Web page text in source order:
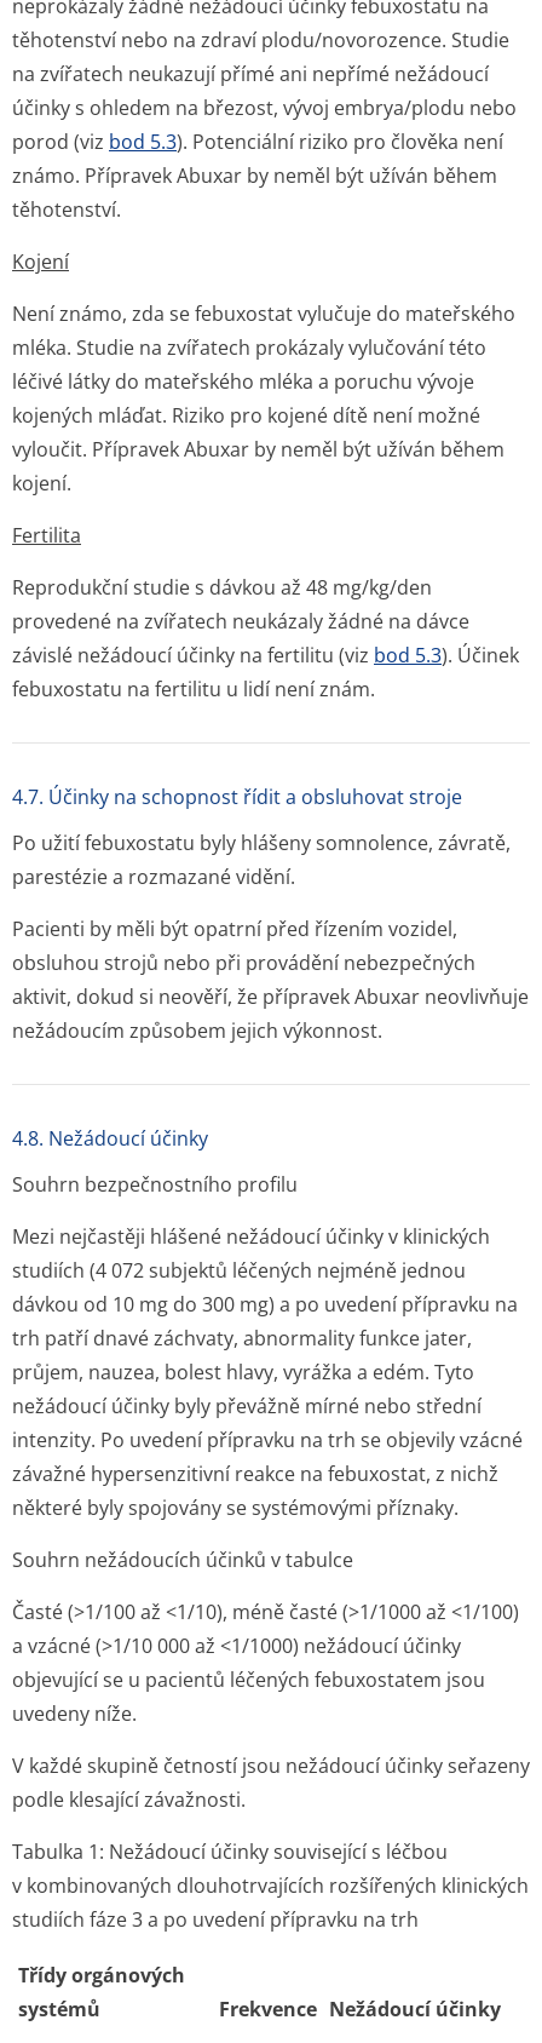
neprokázaly žádné nežádoucí účinky febuxostatu na
těhotenství nebo na zdraví plodu/novorozence. Studie
na zvířatech neukazují přímé ani nepřímé nežádoucí
účinky s ohledem na březost, vývoj embrya/plodu nebo
porod (viz bod 5.3). Potenciální riziko pro člověka není
známo. Přípravek Abuxar by neměl být užíván během
těhotenství.
Kojení
Není známo, zda se febuxostat vylučuje do mateřského
mléka. Studie na zvířatech prokázaly vylučování této
léčivé látky do mateřského mléka a poruchu vývoje
kojených mláďat. Riziko pro kojené dítě není možné
vyloučit. Přípravek Abuxar by neměl být užíván během
kojení.
Fertilita
Reprodukční studie s dávkou až 48 mg/kg/den
provedené na zvířatech neukázaly žádné na dávce
závislé nežádoucí účinky na fertilitu (viz bod 5.3). Účinek
febuxostatu na fertilitu u lidí není znám.
4.7. Účinky na schopnost řídit a obsluhovat stroje
Po užití febuxostatu byly hlášeny somnolence, závratě,
parestézie a rozmazané vidění.
Pacienti by měli být opatrní před řízením vozidel,
obsluhou strojů nebo při provádění nebezpečných
aktivit, dokud si neověří, že přípravek Abuxar neovlivňuje
nežádoucím způsobem jejich výkonnost.
4.8. Nežádoucí účinky
Souhrn bezpečnostního profilu
Mezi nejčastěji hlášené nežádoucí účinky v klinických
studiích (4 072 subjektů léčených nejméně jednou
dávkou od 10 mg do 300 mg) a po uvedení přípravku na
trh patří dnavé záchvaty, abnormality funkce jater,
průjem, nauzea, bolest hlavy, vyrážka a edém. Tyto
nežádoucí účinky byly převážně mírné nebo střední
intenzity. Po uvedení přípravku na trh se objevily vzácné
závažné hypersenzitivní reakce na febuxostat, z nichž
některé byly spojovány se systémovými příznaky.
Souhrn nežádoucích účinků v tabulce
Časté (>1/100 až <1/10), méně časté (>1/1000 až <1/100)
a vzácné (>1/10 000 až <1/1000) nežádoucí účinky
objevující se u pacientů léčených febuxostatem jsou
uvedeny níže.
V každé skupině četností jsou nežádoucí účinky seřazeny
podle klesající závažnosti.
Tabulka 1: Nežádoucí účinky související s léčbou
v kombinovaných dlouhotrvajících rozšířených klinických
studiích fáze 3 a po uvedení přípravku na trh
Třídy orgánových
systémů
Frekvence Nežádoucí účinky